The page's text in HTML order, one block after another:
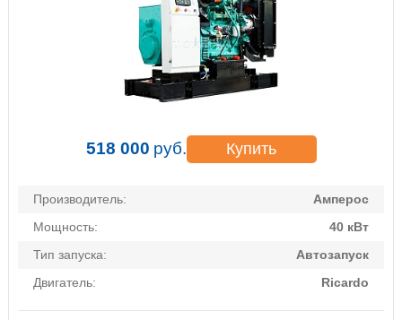
518 000 руб. Купить
Производитель:
Амперос
Мощность:
40 кВт
Тип запуска:
Автозапуск
Двигатель:
Ricardo